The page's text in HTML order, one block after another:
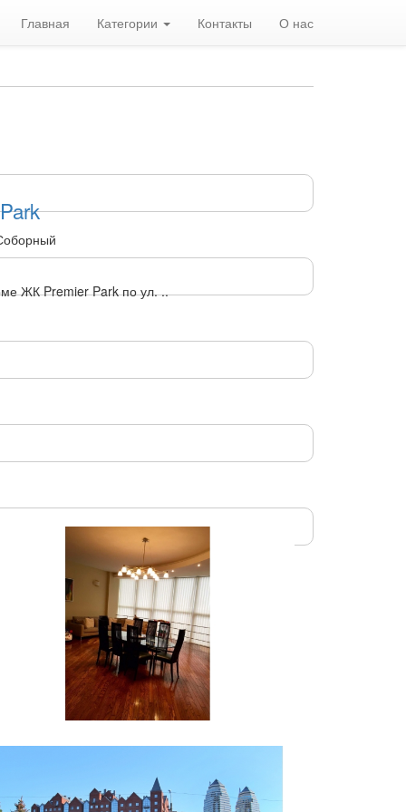
Главная Категории Контакты О нас
ЖК Premier Park по ул. ..